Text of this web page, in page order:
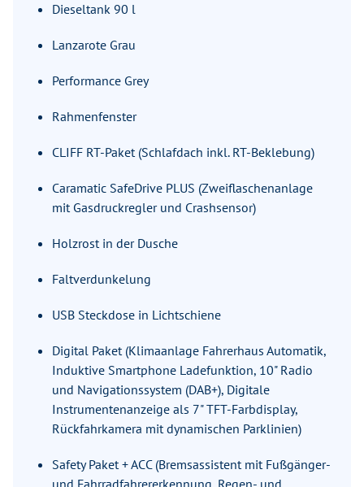
Dieseltank 90 l
Lanzarote Grau
Performance Grey
Rahmenfenster
CLIFF RT-Paket (Schlafdach inkl. RT-Beklebung)
Caramatic SafeDrive PLUS (Zweiflaschenanlage
mit Gasdruckregler und Crashsensor)
Holzrost in der Dusche
Faltverdunkelung
USB Steckdose in Lichtschiene
Digital Paket (Klimaanlage Fahrerhaus Automatik,
Induktive Smartphone Ladefunktion, 10" Radio
und Navigationssystem (DAB+), Digitale
Instrumentenanzeige als 7" TFT-Farbdisplay,
Rückfahrkamera mit dynamischen Parklinien)
Safety Paket + ACC (Bremsassistent mit Fußgänger-